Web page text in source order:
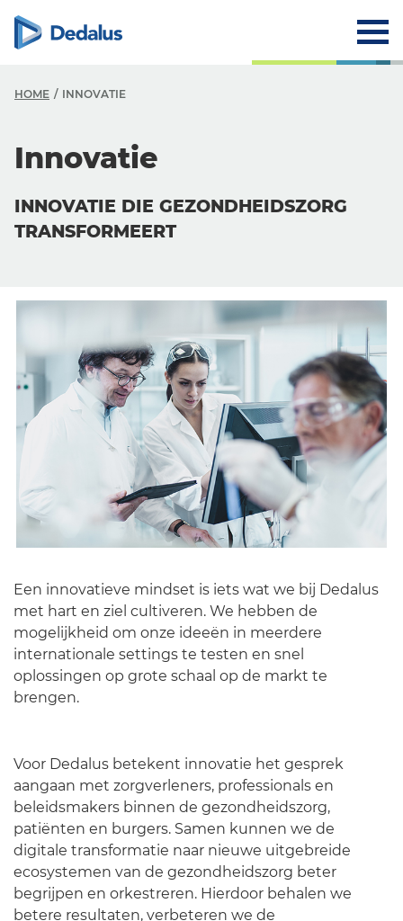
Nederland
HOME INNOVATIE
Innovatie
INNOVATIE DIE GEZONDHEIDSZORG
TRANSFORMEERT
Een innovatieve mindset is iets wat we bij Dedalus
met hart en ziel cultiveren. We hebben de
mogelijkheid om onze ideeën in meerdere
internationale settings te testen en snel
oplossingen op grote schaal op de markt te
brengen.
Voor Dedalus betekent innovatie het gesprek
aangaan met zorgverleners, professionals en
beleidsmakers binnen de gezondheidszorg,
patiënten en burgers. Samen kunnen we de
digitale transformatie naar nieuwe uitgebreide
ecosystemen van de gezondheidszorg beter
begrijpen en orkestreren. Hierdoor behalen we
betere resultaten, verbeteren we de